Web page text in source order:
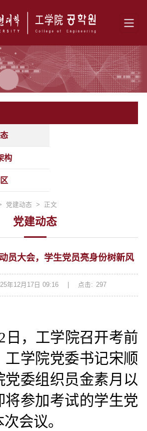
构
党建动态 > 正文
党建动态
员大会，学生党员亮身份树新风
年12月17日 09:16 点击: 297
日，工学院召开考前
工学院党委书记宋顺
党委组织员金素月以
将参加考试的学生党
会议。